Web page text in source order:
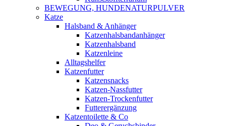
BEWEGUNG, HUNDENATURPULVER
Katze
Halsband & Anhänger
Katzenhalsbandanhänger
Katzenhalsband
Katzenleine
Alltagshelfer
Katzenfutter
Katzensnacks
Katzen-Nassfutter
Katzen-Trockenfutter
Futterergänzung
Katzentoilette & Co